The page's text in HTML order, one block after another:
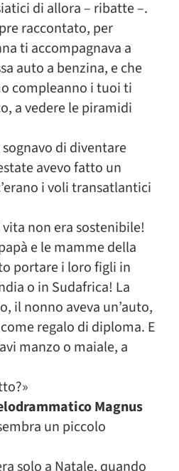
di allora – ribatte –.
raccontato, per
ti accompagnava a
auto a benzina, e che
compleanno i tuoi ti
a vedere le piramidi
sognavo di diventare
avevo fatto un
i voli transatlantici
non era sostenibile!
e le mamme della
portare i loro figli in
o in Sudafrica! La
il nonno aveva un’auto,
regalo di diploma. E
manzo o maiale, a
Magnus
un piccolo
solo a Natale, quando